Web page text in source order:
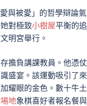
與被愛」的哲學辯論
對極致小樹屋平衡的
文明宮舉行。
擔負講課教員。他憑
盛宴。該運動吸引了
耀眼的金色。數十牛
地象棋喜好者報名餐